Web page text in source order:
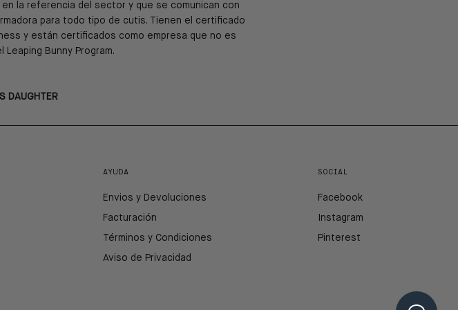
la referencia del sector y que se comunican con
para todo tipo de cutis. Tienen el certificado
y están certificados como empresa que no es
Bunny Program.
DAUGHTER
AYUDA
Envios y Devoluciones
Facturación
Términos y Condiciones
Aviso de Privacidad
SOCIAL
Facebook
Instagram
Pinterest